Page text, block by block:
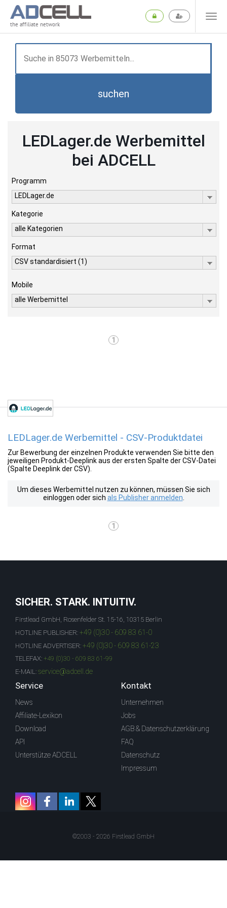
the affiliate network
suchen
LEDLager.de Werbemittel
bei ADCELL
Programm
LEDLager.de
Kategorie
alle Kategorien
Format
CSV standardisiert (1)
Mobile
alle Werbemittel
1
LEDLager.de Werbemittel - CSV-Produktdatei
Zur Bewerbung der einzelnen Produkte verwenden Sie bitte den
jeweiligen Produkt-Deeplink aus der ersten Spalte der CSV-Datei
(Spalte Deeplink der CSV).
Um dieses Werbemittel nutzen zu können, müssen Sie sich
einloggen oder sich als Publisher anmelden
1
SICHER. STARK. INTUITIV.
Firstlead GmbH, Rosenfelder St. 15-16, 10315 Berlin
HOTLINE PUBLISHER: +49 (0)30 - 609 83 61-0
HOTLINE ADVERTISER: +49 (0)30 - 609 83 61-23
TELEFAX: +49 (0)30 - 609 83 61-99
E-MAIL: service@adcell.de
Service
News
Affiliate-Lexikon
Download
API
Unterstütze ADCELL
Kontakt
Unternehmen
Jobs
AGB & Datenschutzerklärung
FAQ
Datenschutz
Impressum
©2003 - 2026 Firstlead GmbH